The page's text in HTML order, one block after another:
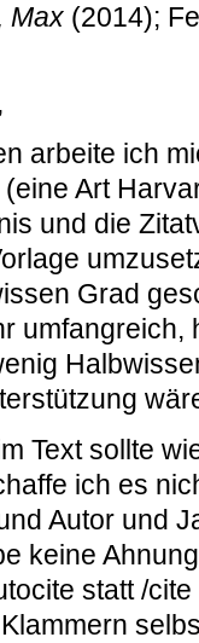
Max (2014);
arbeite ich
Art
und die
Grad
umfangreich,
Text sollte
ich es
Autor und
keine
statt /